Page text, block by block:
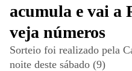
acumula e vai a
veja números
Sorteio foi realizado pela
noite deste sábado (9)